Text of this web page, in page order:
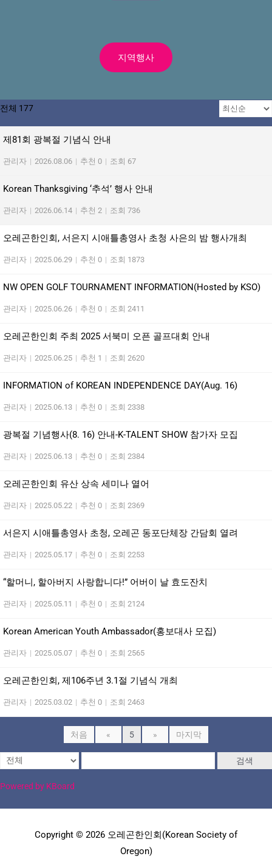
지역행사
전체 177
제81회 광복절 기념식 안내
관리자 | 2026.08.06 | 추천 0 | 조회 67
Korean Thanksgiving ‘추석’ 행사 안내
관리자 | 2026.06.14 | 추천 2 | 조회 736
오레곤한인회, 서은지 시애틀총영사 초청 사은의 밤 행사개최
관리자 | 2025.06.29 | 추천 0 | 조회 1873
NW OPEN GOLF TOURNAMENT INFORMATION(Hosted by KSO)
관리자 | 2025.06.26 | 추천 0 | 조회 2411
오레곤한인회 주최 2025 서북미 오픈 골프대회 안내
관리자 | 2025.06.25 | 추천 1 | 조회 2620
INFORMATION of KOREAN INDEPENDENCE DAY(Aug. 16)
관리자 | 2025.06.13 | 추천 0 | 조회 2338
광복절 기념행사(8. 16) 안내-K-TALENT SHOW 참가자 모집
관리자 | 2025.06.13 | 추천 0 | 조회 2384
오레곤한인회 유산 상속 세미나 열어
관리자 | 2025.05.22 | 추천 0 | 조회 2369
서은지 시애틀총영사 초청, 오레곤 동포단체장 간담회 열려
관리자 | 2025.05.17 | 추천 0 | 조회 2253
“할머니, 할아버지 사랑합니다!” 어버이 날 효도잔치
관리자 | 2025.05.11 | 추천 0 | 조회 2124
Korean American Youth Ambassador(홍보대사 모집)
관리자 | 2025.05.07 | 추천 0 | 조회 2565
오레곤한인회, 제106주년 3.1절 기념식 개최
관리자 | 2025.03.02 | 추천 0 | 조회 2463
처음 « 5 » 마지막
검색
Powered by KBoard
Copyright © 2026 오레곤한인회(Korean Society of
Oregon)